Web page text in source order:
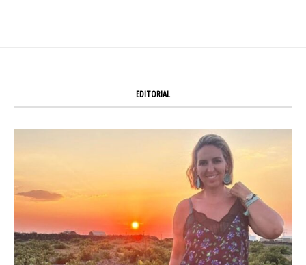
EDITORIAL